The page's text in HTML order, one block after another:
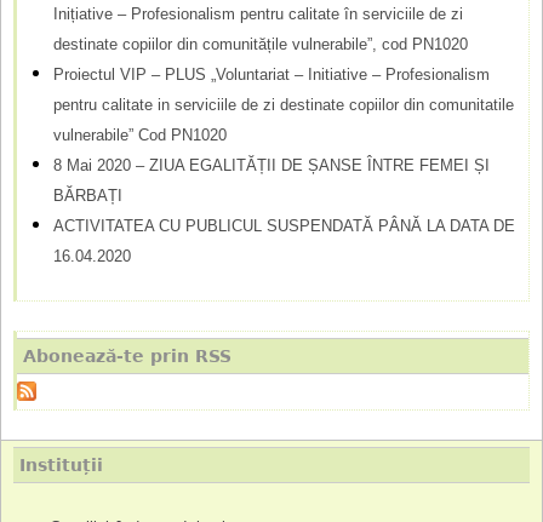
Inițiative – Profesionalism pentru calitate în serviciile de zi
destinate copiilor din comunitățile vulnerabile”, cod PN1020
Proiectul VIP – PLUS „Voluntariat – Initiative – Profesionalism
pentru calitate in serviciile de zi destinate copiilor din comunitatile
vulnerabile” Cod PN1020
8 Mai 2020 – ZIUA EGALITĂȚII DE ȘANSE ÎNTRE FEMEI ȘI
BĂRBAȚI
ACTIVITATEA CU PUBLICUL SUSPENDATĂ PÂNĂ LA DATA DE
16.04.2020
Abonează-te prin RSS
Instituții